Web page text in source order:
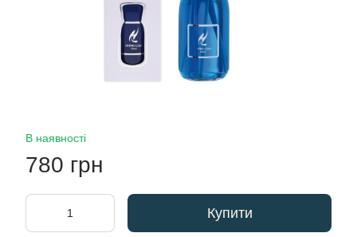
В наявності
780 грн
Купити